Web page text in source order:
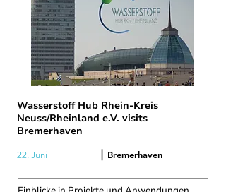
Wasserstoff Hub Rhein-Kreis
Neuss/Rheinland e.V. visits
Bremerhaven
22. Juni | Bremerhaven